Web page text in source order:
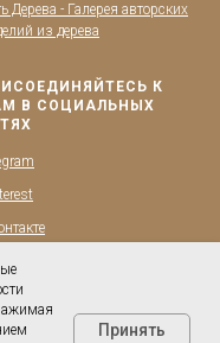
Дерева - Галерея авторских
из дерева
К
В СОЦИАЛЬНЫХ
Принять